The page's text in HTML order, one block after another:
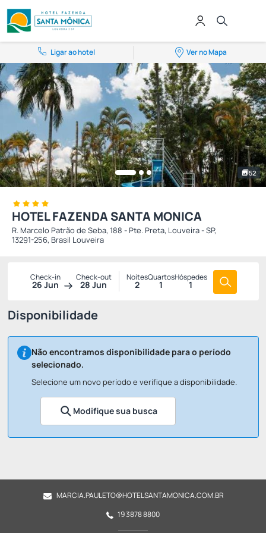
Ligar ao hotel Ver no Mapa
52
HOTEL FAZENDA SANTA MONICA
R. Marcelo Patrão de Seba, 188 - Pte. Preta, Louveira - SP,
13291-256, Brasil Louveira
Check-in
26 Jun
Check-out
28 Jun
Noites
2
Quartos
1
Hóspedes
1
Disponibilidade
Não encontramos disponibilidade para o período
selecionado.
Selecione um novo período e verifique a disponibilidade.
Modifique sua busca
MARCIA.PAULETO@HOTELSANTAMONICA.COM.BR
19 3878 8800